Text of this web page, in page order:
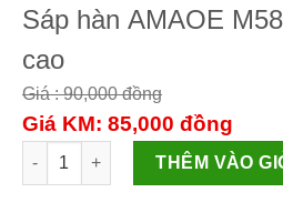
Sáp hàn AMAOE
cao
Giá : 90,000đồng
Giá KM: 85,000 đồng
Sáp hàn AMAOE M58-N chất
THÊM VÀO